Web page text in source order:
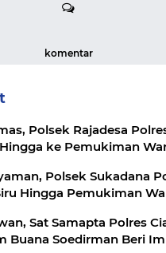
komentar
Polsek Rajadesa
ke Pemukiman
Polsek Sukadana
Hingga Pemukiman
Sat Samapta Polres
Buana Soedirman Beri